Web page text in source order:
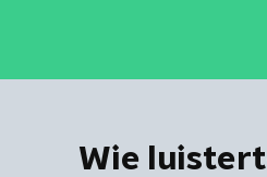
Wie luistert